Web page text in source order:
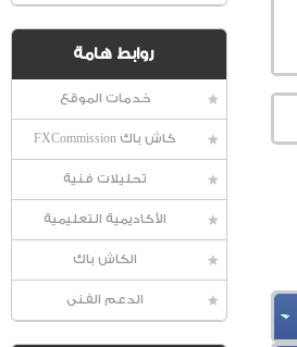
روابط هامة
خدمات الموقع
كاش باك FXCommission
تحليلات فنية
الأكاديمية التعليمية
الكاش باك
الدعم الفنى